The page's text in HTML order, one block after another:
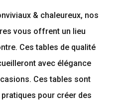
& chaleureux, nos
vous offrent un lieu
Ces tables de qualité
avec élégance
Ces tables sont
pour créer des